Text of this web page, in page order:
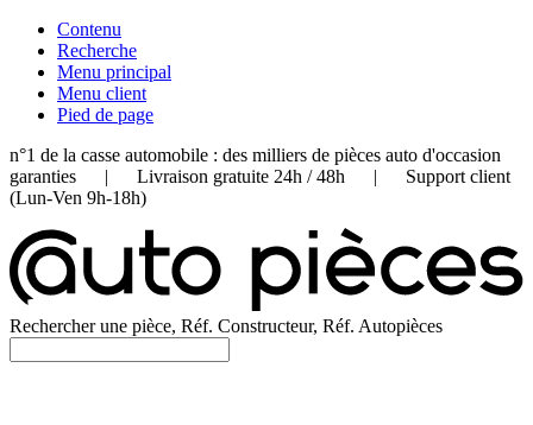
Contenu
Recherche
Menu principal
Menu client
Pied de page
n°1 de la casse automobile : des milliers de pièces auto d'occasion
garanties | Livraison gratuite 24h / 48h | Support client
(Lun-Ven 9h-18h)
Rechercher une pièce, Réf. Constructeur, Réf. Autopièces